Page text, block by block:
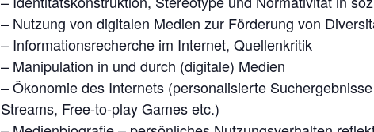
– Nutzung von digitalen Medien zur Förderung von
– Informationsrecherche im Internet, Quellenkritik
– Manipulation in und durch (digitale) Medien
– Ökonomie des Internets (personalisierte
Streams, Free-to-play Games etc.)